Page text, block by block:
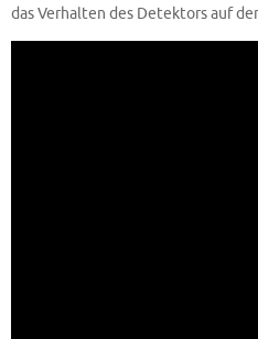
das Verhalten des Detektors auf